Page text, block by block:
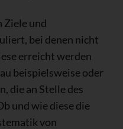
Ziele und
bei denen nicht
erreicht werden
beispielsweise oder
die an Stelle des
und wie diese die
von